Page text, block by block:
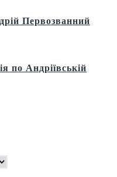
Первозванний
по Андріївській